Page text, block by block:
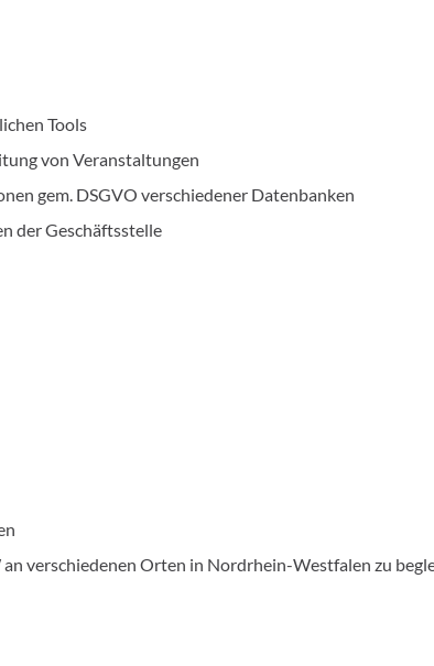
Tools
von Veranstaltungen
gem. DSGVO verschiedener Datenbanken
der Geschäftsstelle
verschiedenen Orten in Nordrhein-Westfalen zu